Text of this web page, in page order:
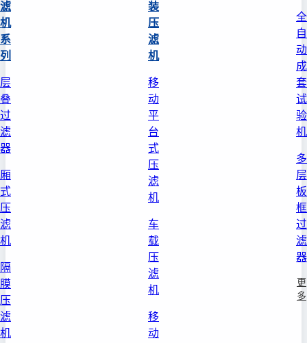
滤
机
系
列
层
叠
过
滤
器
厢
式
压
滤
机
隔
膜
压
滤
机
装
压
滤
机
移
动
平
台
式
压
滤
机
车
载
压
滤
机
移
动
全
自
动
成
套
试
验
机
多
层
板
框
过
滤
器
更
多